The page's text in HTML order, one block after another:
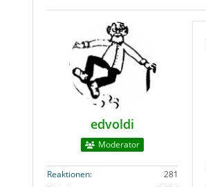
edvoldi
Moderator
Reaktionen
281